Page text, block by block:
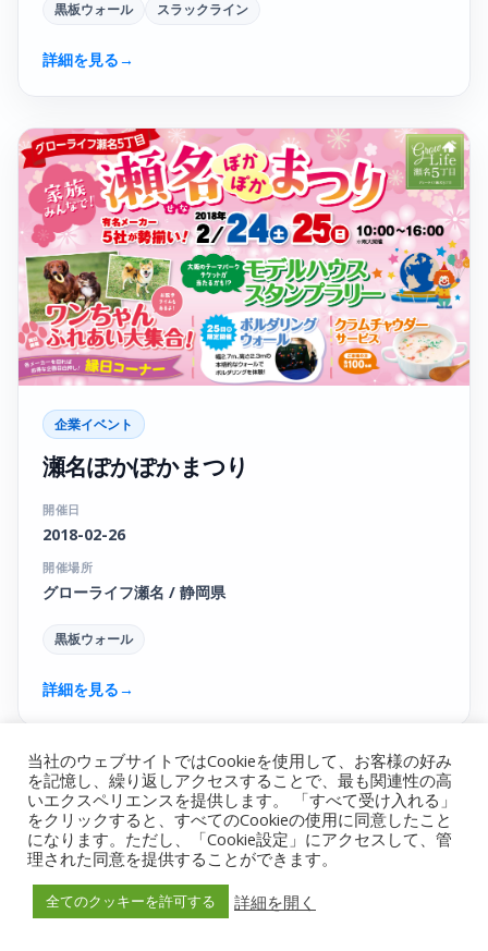
黒板ウォール スラックライン
詳細を見る→
企業イベント
瀬名ぽかぽかまつり
開催日
2018-02-26
開催場所
グローライフ瀬名 / 静岡県
黒板ウォール
詳細を見る→
当社のウェブサイトではCookieを使用して、お客様の好み
を記憶し、繰り返しアクセスすることで、最も関連性の高
いエクスペリエンスを提供します。 「すべて受け入れる」
をクリックすると、すべてのCookieの使用に同意したこと
になります。ただし、「Cookie設定」にアクセスして、管
理された同意を提供することができます。
全てのクッキーを許可する 詳細を開く